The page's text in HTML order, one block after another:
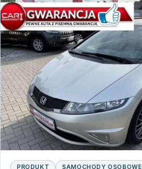
PRODUKT SAMOCHODY OSOBOWE